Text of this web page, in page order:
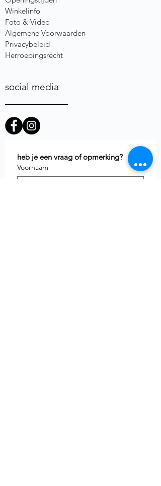
Winkelinfo
Foto & Video
Algemene Voorwaarden
Privacybeleid
Herroepingsrecht
social media
heb je een vraag of opmerking?
Voornaam